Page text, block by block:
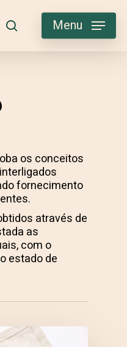
search Menu
os conceitos
fornecimento
através de
as
com o
estado de